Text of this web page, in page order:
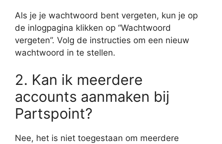
Als je je wachtwoord bent vergeten, kun je op
de inlogpagina klikken op “Wachtwoord
vergeten”. Volg de instructies om een nieuw
wachtwoord in te stellen.
2. Kan ik meerdere
accounts aanmaken bij
Partspoint?
Nee, het is niet toegestaan om meerdere